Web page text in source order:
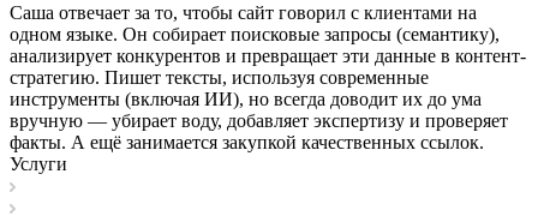
Саша отвечает за то, чтобы сайт говорил с клиентами на
одном языке. Он собирает поисковые запросы (семантику),
анализирует конкурентов и превращает эти данные в контент-
стратегию. Пишет тексты, используя современные
инструменты (включая ИИ), но всегда доводит их до ума
вручную — убирает воду, добавляет экспертизу и проверяет
факты. А ещё занимается закупкой качественных ссылок.
Услуги